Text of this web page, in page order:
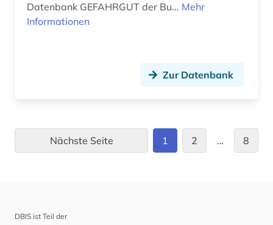
recht (1)
Datenbank GEFAHRGUT der Bu... Mehr
Informationen
Zur Datenbank
Nächste Seite 1 2 … 8
DBIS ist Teil der